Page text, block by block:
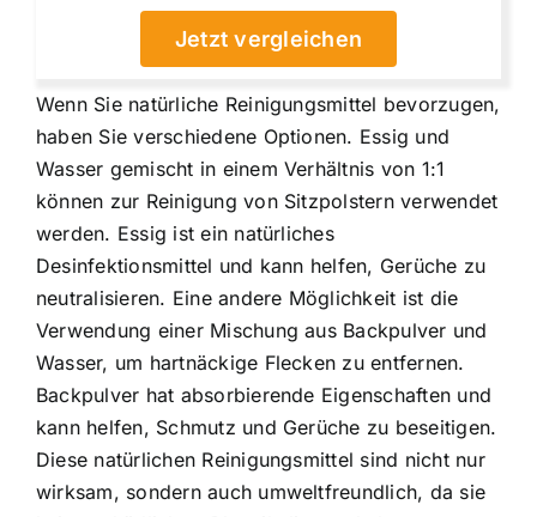
Jetzt vergleichen
Wenn Sie natürliche Reinigungsmittel bevorzugen,
haben Sie verschiedene Optionen. Essig und
Wasser gemischt in einem Verhältnis von 1:1
können zur Reinigung von Sitzpolstern verwendet
werden. Essig ist ein natürliches
Desinfektionsmittel und kann helfen, Gerüche zu
neutralisieren. Eine andere Möglichkeit ist die
Verwendung einer Mischung aus Backpulver und
Wasser, um hartnäckige Flecken zu entfernen.
Backpulver hat absorbierende Eigenschaften und
kann helfen, Schmutz und Gerüche zu beseitigen.
Diese natürlichen Reinigungsmittel sind nicht nur
wirksam, sondern auch umweltfreundlich, da sie